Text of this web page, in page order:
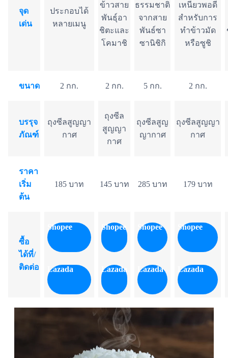
จุด
เด่น
ประกอบได้
หลายเมนู
ข้าวสาย
พันธุ์อา
ชิตะและ
โคมาชิ
ธรรมชาติ
จากสาย
พันธ์ซา
ซานิชิกิ
เหนียวพอดี
สำหรับการ
ทำข้าวมัด
หรือซูชิ
ขนาด 2 กก. 2 กก. 5 กก. 2 กก.
บรรุจ
ภัณฑ์
ถุงซีลสูญญา
กาศ
ถุงซีล
สูญญา
กาศ
ถุงซีลสูญ
ญากาศ
ถุงซีลสูญญา
กาศ
ราคา
เริ่ม
ต้น
185 บาท 145 บาท 285 บาท 179 บาท
ซื้อ
ได้ที่/
ติดต่อ
Shopee
Lazada
Shopee
Lazada
Shopee
Lazada
Shopee
Lazada